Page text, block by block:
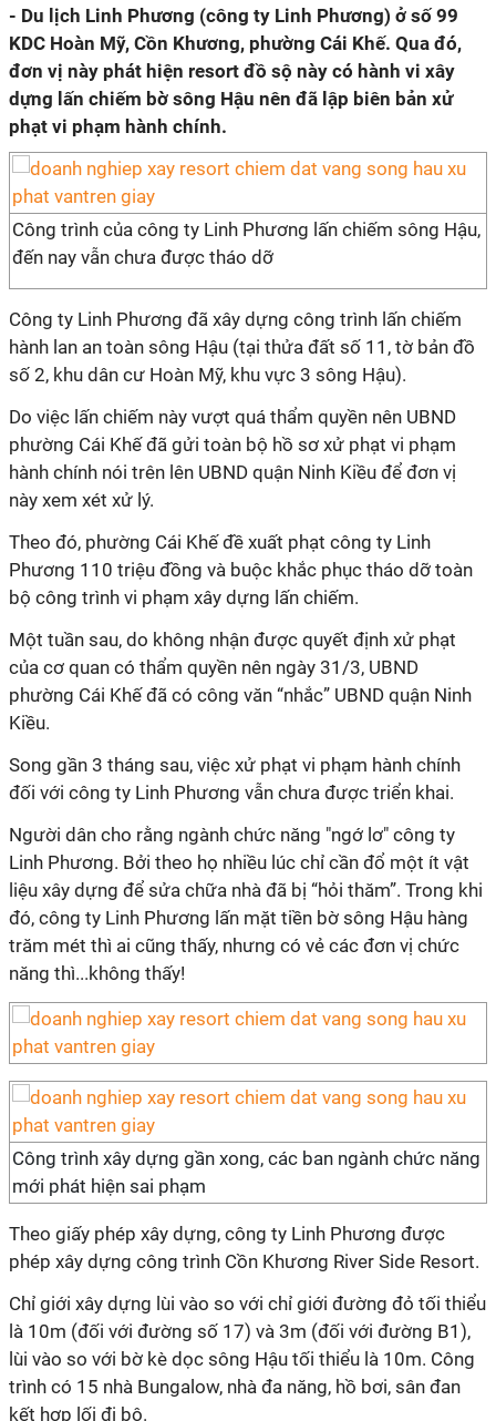
- Du lịch Linh Phương (công ty Linh Phương) ở số 99
KDC Hoàn Mỹ, Cồn Khương, phường Cái Khế. Qua đó,
đơn vị này phát hiện resort đồ sộ này có hành vi xây
dựng lấn chiếm bờ sông Hậu nên đã lập biên bản xử
phạt vi phạm hành chính.
Công trình của công ty Linh Phương lấn chiếm sông Hậu,
đến nay vẫn chưa được tháo dỡ
Công ty Linh Phương đã xây dựng công trình lấn chiếm
hành lan an toàn sông Hậu (tại thửa đất số 11, tờ bản đồ
số 2, khu dân cư Hoàn Mỹ, khu vực 3 sông Hậu).
Do việc lấn chiếm này vượt quá thẩm quyền nên UBND
phường Cái Khế đã gửi toàn bộ hồ sơ xử phạt vi phạm
hành chính nói trên lên UBND quận Ninh Kiều để đơn vị
này xem xét xử lý.
Theo đó, phường Cái Khế đề xuất phạt công ty Linh
Phương 110 triệu đồng và buộc khắc phục tháo dỡ toàn
bộ công trình vi phạm xây dựng lấn chiếm.
Một tuần sau, do không nhận được quyết định xử phạt
của cơ quan có thẩm quyền nên ngày 31/3, UBND
phường Cái Khế đã có công văn “nhắc” UBND quận Ninh
Kiều.
Song gần 3 tháng sau, việc xử phạt vi phạm hành chính
đối với công ty Linh Phương vẫn chưa được triển khai.
Người dân cho rằng ngành chức năng "ngớ lơ" công ty
Linh Phương. Bởi theo họ nhiều lúc chỉ cần đổ một ít vật
liệu xây dựng để sửa chữa nhà đã bị “hỏi thăm”. Trong khi
đó, công ty Linh Phương lấn mặt tiền bờ sông Hậu hàng
trăm mét thì ai cũng thấy, nhưng có vẻ các đơn vị chức
năng thì...không thấy!
Công trình xây dựng gần xong, các ban ngành chức năng
mới phát hiện sai phạm
Theo giấy phép xây dựng, công ty Linh Phương được
phép xây dựng công trình Cồn Khương River Side Resort.
Chỉ giới xây dựng lùi vào so với chỉ giới đường đỏ tối thiểu
là 10m (đối với đường số 17) và 3m (đối với đường B1),
lùi vào so với bờ kè dọc sông Hậu tối thiểu là 10m. Công
trình có 15 nhà Bungalow, nhà đa năng, hồ bơi, sân đan
kết hợp lối đi bộ.